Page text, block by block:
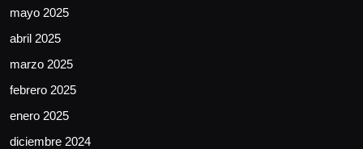
mayo 2025
abril 2025
marzo 2025
febrero 2025
enero 2025
diciembre 2024